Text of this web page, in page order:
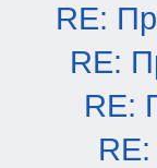
RE:
RE:
RE: